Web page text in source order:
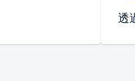
透